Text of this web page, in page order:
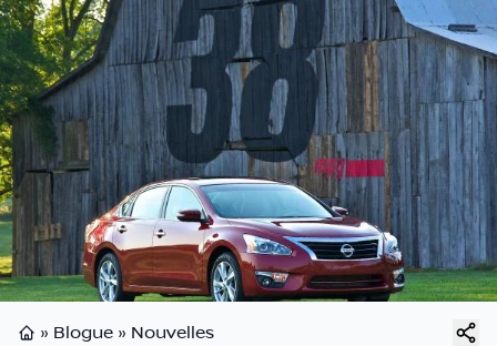
» Blogue » Nouvelles